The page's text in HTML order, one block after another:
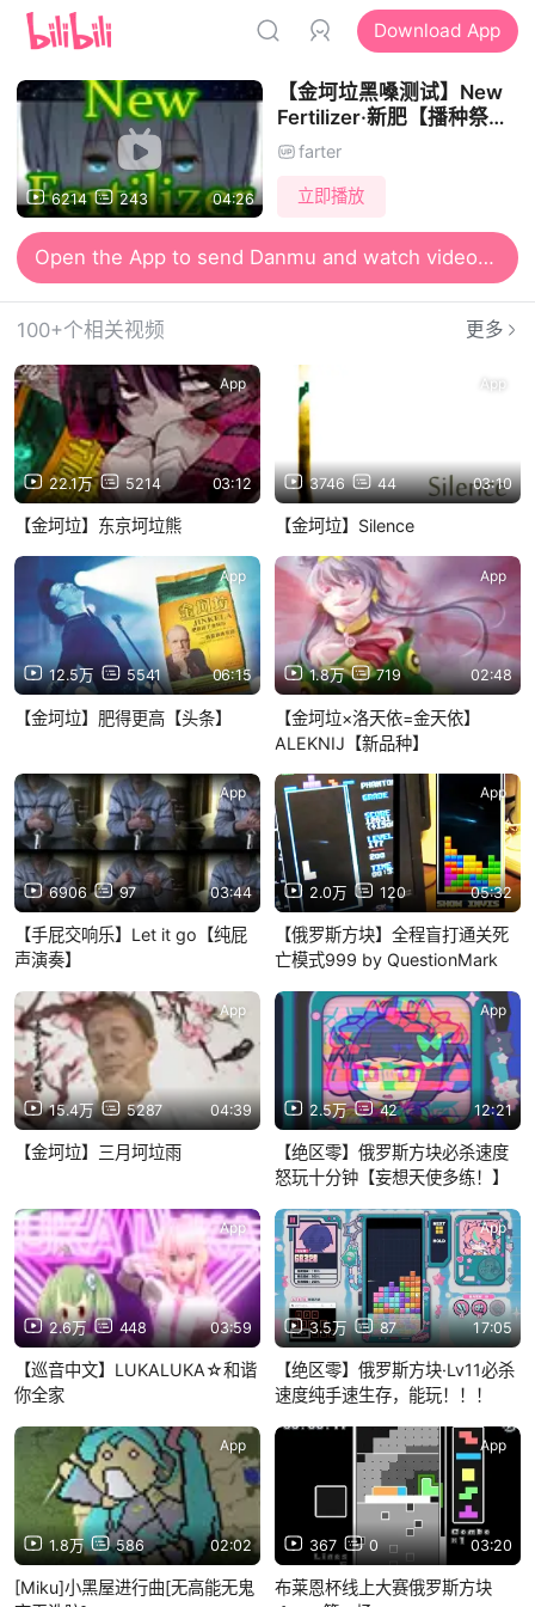
Download App
6214 243 04:26
【金坷垃黑嗓测试】New
Fertilizer·新肥【播种祭单
品】farter
立即播放
Open the App for smooth and high-definition viewing
100+个相关视频 更多
22.1万 5214 03:12
App
【金坷垃】东京坷垃熊
3746 44 03:10
App
【金坷垃】Silence
12.5万 5541 06:15
App
【金坷垃】肥得更高【头条】
1.8万 719 02:48
App
【金坷垃×洛天依=金天依】
ALEKNIJ【新品种】
6906 97 03:44
App
【手屁交响乐】Let it go【纯屁
声演奏】
2.0万 120 05:32
App
【俄罗斯方块】全程盲打通关死
亡模式999 by QuestionMark
15.4万 5287 04:39
App
【金坷垃】三月坷垃雨
2.5万 42 12:21
App
【绝区零】俄罗斯方块必杀速度
怒玩十分钟【妄想天使多练！】
2.6万 448 03:59
App
【巡音中文】LUKALUKA☆和谐
你全家
3.5万 87 17:05
App
【绝区零】俄罗斯方块·Lv11必杀
速度纯手速生存，能玩！！！
1.8万 586 02:02
App
[Miku]小黑屋进行曲[无高能无鬼
367 0 03:20
App
布莱恩杯线上大赛俄罗斯方块